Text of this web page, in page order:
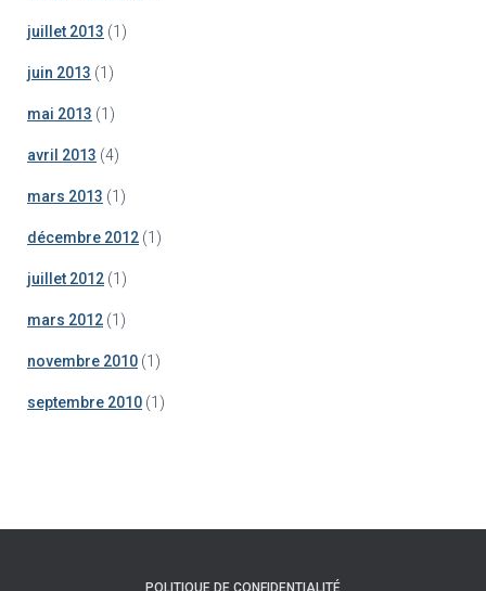
juillet 2013 (1)
juin 2013 (1)
mai 2013 (1)
avril 2013 (4)
mars 2013 (1)
décembre 2012 (1)
juillet 2012 (1)
mars 2012 (1)
novembre 2010 (1)
septembre 2010 (1)
POLITIQUE DE CONFIDENTIALITÉ